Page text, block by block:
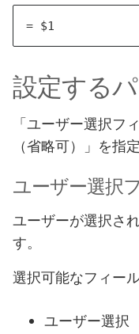
設定する
「ユーザー選択フ
（省略可）」を指
ユーザー選択
ユーザーが選択さ
す。
選択可能なフィー
ユーザー選択